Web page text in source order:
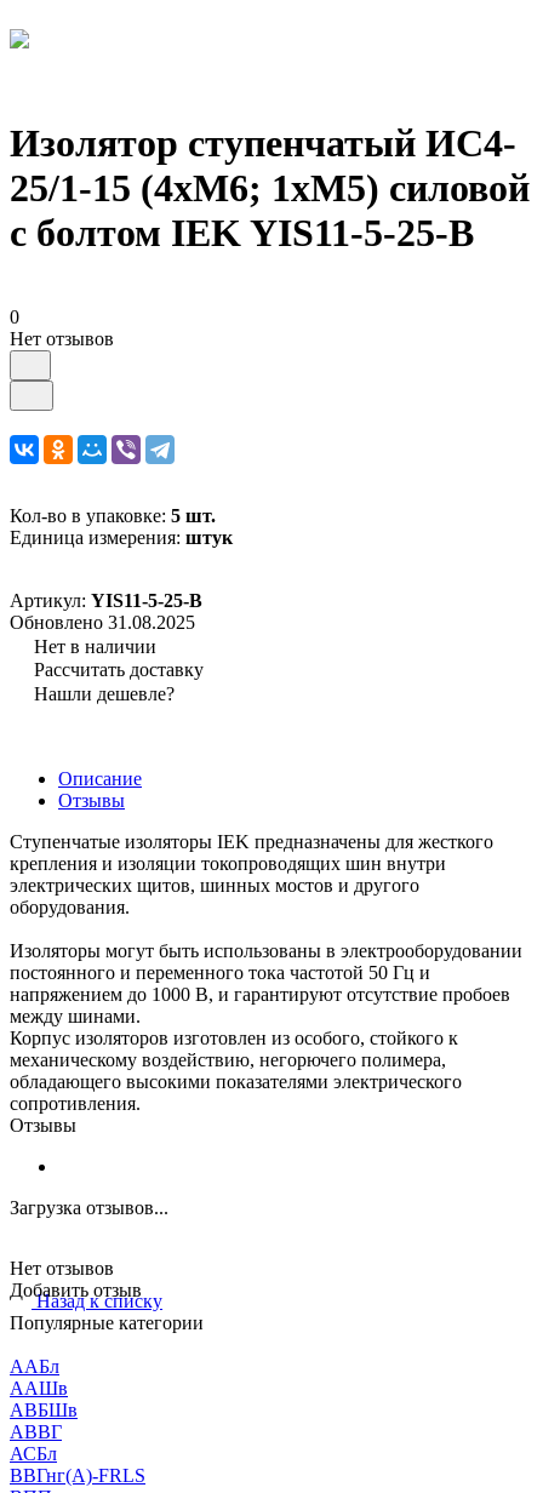
Изолятор ступенчатый ИС4-
25/1-15 (4хМ6; 1хМ5) силовой
с болтом IEK YIS11-5-25-B
0
Нет отзывов
Кол-во в упаковке: 5 шт.
Единица измерения: штук
Артикул: YIS11-5-25-B
Обновлено 31.08.2025
Нет в наличии
Рассчитать доставку
Нашли дешевле?
Описание
Отзывы
Ступенчатые изоляторы IEK предназначены для жесткого
крепления и изоляции токопроводящих шин внутри
электрических щитов, шинных мостов и другого
оборудования.
Изоляторы могут быть использованы в электрооборудовании
постоянного и переменного тока частотой 50 Гц и
напряжением до 1000 В, и гарантируют отсутствие пробоев
между шинами.
Корпус изоляторов изготовлен из особого, стойкого к
механическому воздействию, негорючего полимера,
обладающего высокими показателями электрического
сопротивления.
Отзывы
Загрузка отзывов...
Нет отзывов
Добавить отзыв
Назад к списку
Популярные категории
ААБл
ААШв
АВБШв
АВВГ
АСБл
ВВГнг(А)-FRLS